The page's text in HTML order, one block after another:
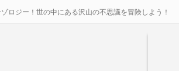
ロジー！世の中にある沢山の不思議を冒険しよう！